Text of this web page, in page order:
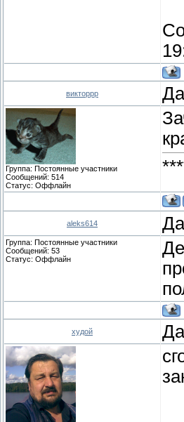
викторрр
Группа: Постоянные участники
Сообщений: 514
Статус: Оффлайн
aleks614
Группа: Постоянные участники
Сообщений: 53
Статус: Оффлайн
худой